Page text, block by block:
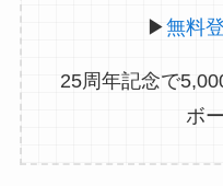
▶無料
25周年記念で
ボ